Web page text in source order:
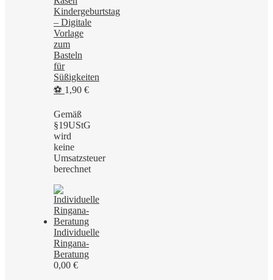
Kindergeburtstag
– Digitale
Vorlage
zum
Basteln
für
Süßigkeiten
⚽ 1,90 €
Gemäß
§19UStG
wird
keine
Umsatzsteuer
berechnet
Individuelle
Ringana-
Beratung
0,00 €